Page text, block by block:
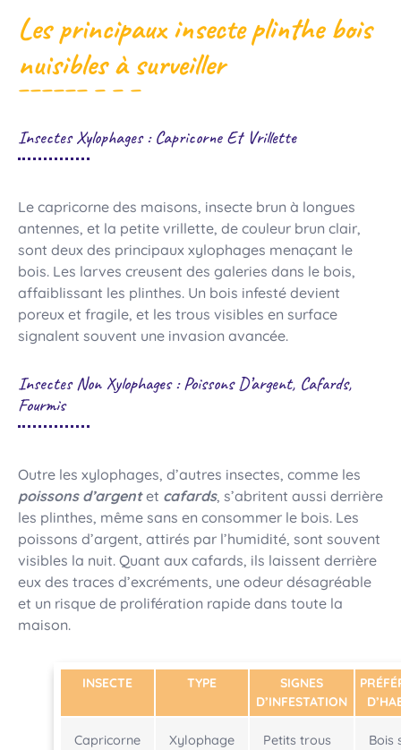
Les principaux insecte plinthe bois
nuisibles à surveiller
Insectes Xylophages : Capricorne Et Vrillette
Le capricorne des maisons, insecte brun à longues
antennes, et la petite vrillette, de couleur brun clair,
sont deux des principaux xylophages menaçant le
bois. Les larves creusent des galeries dans le bois,
affaiblissant les plinthes. Un bois infesté devient
poreux et fragile, et les trous visibles en surface
signalent souvent une invasion avancée.
Insectes Non Xylophages : Poissons D’argent, Cafards,
Fourmis
Outre les xylophages, d’autres insectes, comme les
poissons d’argentet cafards, s’abritent aussi derrière
les plinthes, même sans en consommer le bois. Les
poissons d’argent, attirés par l’humidité, sont souvent
visibles la nuit. Quant aux cafards, ils laissent derrière
eux des traces d’excréments, une odeur désagréable
et un risque de prolifération rapide dans toute la
maison.
INSECTE TYPE
SIGNES
D’INFESTATION
Capricorne
Xylophage
Petits trous
Bois